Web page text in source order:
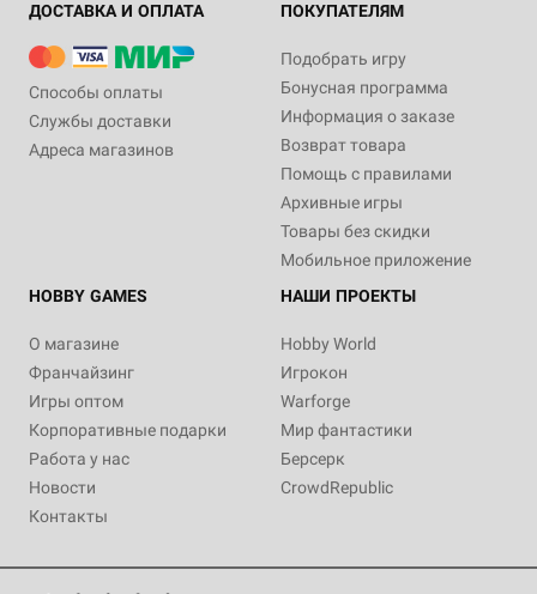
ДОСТАВКА И ОПЛАТА
Способы оплаты
Службы доставки
Адреса магазинов
ПОКУПАТЕЛЯМ
Подобрать игру
Бонусная программа
Информация о заказе
Возврат товара
Помощь с правилами
Архивные игры
Товары без скидки
Мобильное приложение
HOBBY GAMES
О магазине
Франчайзинг
Игры оптом
Корпоративные подарки
Работа у нас
Новости
Контакты
НАШИ ПРОЕКТЫ
Hobby World
Игрокон
Warforge
Мир фантастики
Берсерк
CrowdRepublic